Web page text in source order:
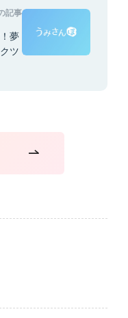
記事
夢
ツ